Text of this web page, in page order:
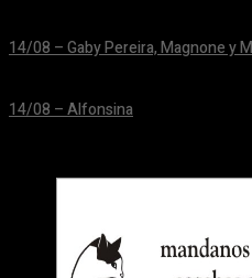
14/08 – Gaby Pereira, Magnone y
14/08 – Alfonsina